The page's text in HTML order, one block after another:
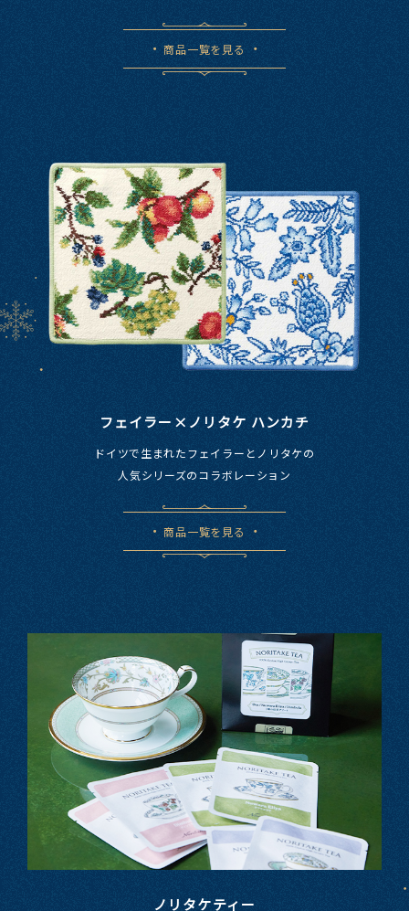
商品一覧を見る
フェイラー×ノリタケ ハンカチ
ドイツで​生まれた​フェイラーと​ノリタケの​
人気シリーズの​コラボレーション
商品一覧を見る
ノリタケティー